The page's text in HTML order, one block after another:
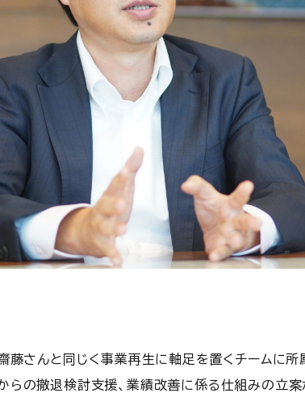
さんと同じく事業再生に軸足を置くチームに所
らの撤退検討支援、業績改善に係る仕組みの立案